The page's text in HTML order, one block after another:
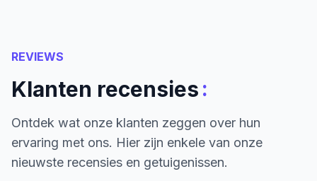
REVIEWS
Klanten recensies:
Ontdek wat onze klanten zeggen over hun
ervaring met ons. Hier zijn enkele van onze
nieuwste recensies en getuigenissen.